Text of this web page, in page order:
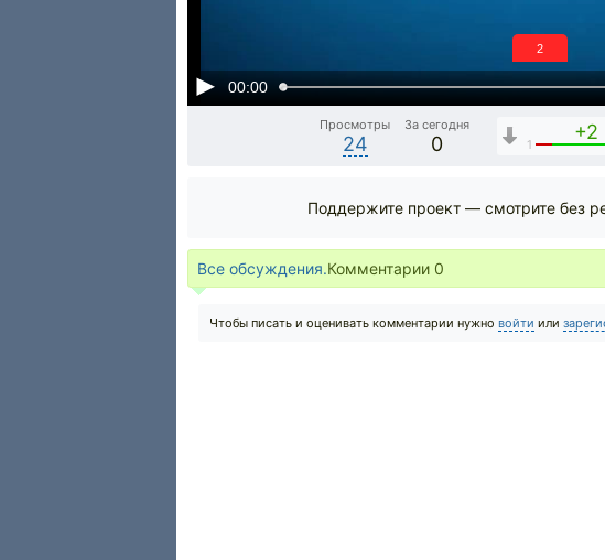
00:00
1
Просмотры
24
За сегодня
0
+2
1
Поддержите проект — смотрите без
Все обсуждения.Комментарии 0
Чтобы писать и оценивать комментарии нужно войти или